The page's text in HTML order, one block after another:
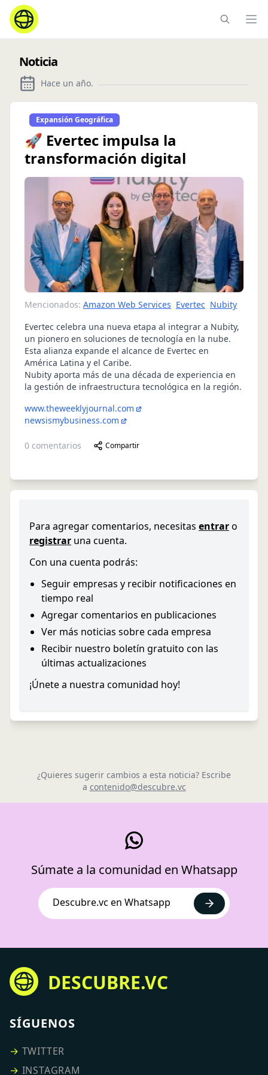
Noticia
Hace un año.
Expansión Geográfica
🚀 Evertec impulsa la
transformación digital
Mencionados: Amazon Web Services Evertec Nubity
Evertec celebra una nueva etapa al integrar a Nubity,
un pionero en soluciones de tecnología en la nube.
Esta alianza expande el alcance de Evertec en
América Latina y el Caribe.
Nubity aporta más de una década de experiencia en
la gestión de infraestructura tecnológica en la región.
www.theweeklyjournal.com
newsismybusiness.com
0 comentarios Compartir
Para agregar comentarios, necesitas entraro
registrar una cuenta.
Con una cuenta podrás:
Seguir empresas y recibir notificaciones en
tiempo real
Agregar comentarios en publicaciones
Ver más noticias sobre cada empresa
Recibir nuestro boletín gratuito con las
últimas actualizaciones
¡Únete a nuestra comunidad hoy!
¿Quieres sugerir cambios a esta noticia? Escribe
a contenido@descubre.vc
Súmate a la comunidad en Whatsapp
Descubre.vc en Whatsapp
DESCUBRE.VC
SÍGUENOS
→ TWITTER
→ INSTAGRAM